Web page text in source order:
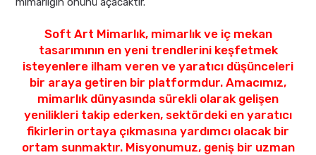
Soft Art Mimarlık, mimarlık ve iç mekan
tasarımının en yeni trendlerini keşfetmek
isteyenlere ilham veren ve yaratıcı düşünceleri
bir araya getiren bir platformdur. Amacımız,
mimarlık dünyasında sürekli olarak gelişen
yenilikleri takip ederken, sektördeki en yaratıcı
fikirlerin ortaya çıkmasına yardımcı olacak bir
ortam sunmaktır. Misyonumuz, geniş bir uzman